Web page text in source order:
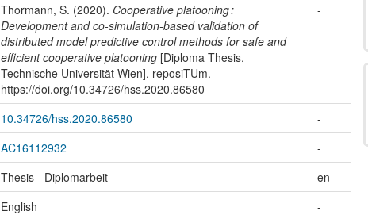
Thormann, S. (2020). Cooperative platooning :
Development and co-simulation-based validation of
distributed model predictive control methods for safe and
efficient cooperative platooning[Diploma Thesis,
Technische Universität Wien]. reposiTUm.
https://doi.org/10.34726/hss.2020.86580
-
10.34726/hss.2020.86580
-
AC16112932
-
Thesis - Diplomarbeit
en
English
-